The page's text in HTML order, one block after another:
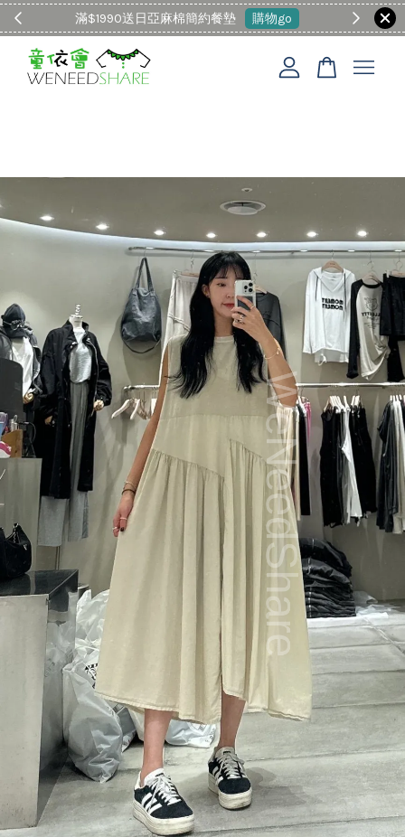
童裝Malwee3件以上88折 現在去購物！
您的購物車目前還是空的。